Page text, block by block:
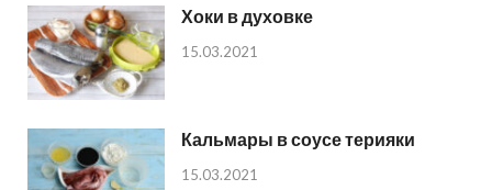
Хоки в духовке
15.03.2021
Кальмары в соусе терияки
15.03.2021